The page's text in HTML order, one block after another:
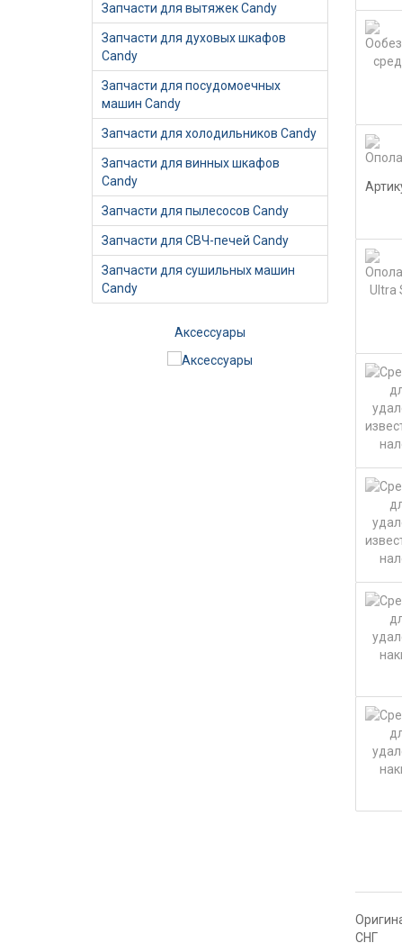
Запчасти для вытяжек Candy
Запчасти для духовых шкафов
Candy
Запчасти для посудомоечных
машин Candy
Запчасти для холодильников Candy
Запчасти для винных шкафов
Candy
Запчасти для пылесосов Candy
Запчасти для СВЧ-печей Candy
Запчасти для сушильных машин
Candy
Аксессуары
СНГ